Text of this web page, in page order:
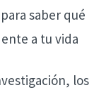
saber qué
a tu vida
los